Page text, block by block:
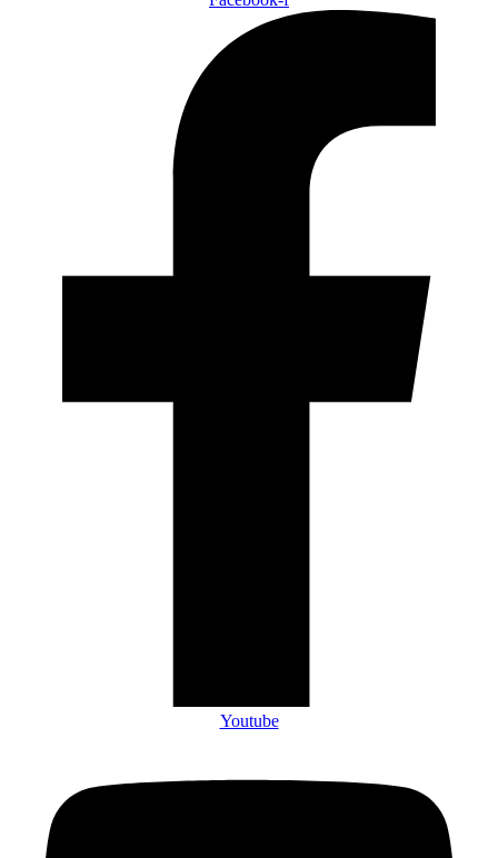
Youtube